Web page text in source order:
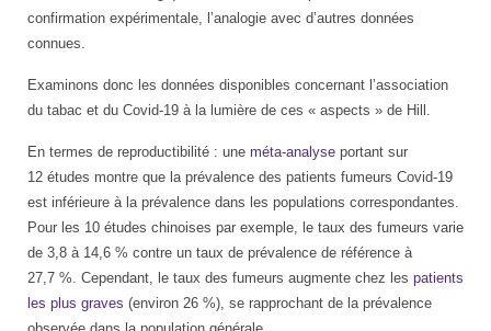
confirmation expérimentale, l’analogie avec d’autres données
connues.
Examinons donc les données disponibles concernant l’association
du tabac et du Covid-19 à la lumière de ces « aspects » de Hill.
En termes de reproductibilité : une méta-analyse portant sur
12 études montre que la prévalence des patients fumeurs Covid-19
est inférieure à la prévalence dans les populations correspondantes.
Pour les 10 études chinoises par exemple, le taux des fumeurs varie
de 3,8 à 14,6 % contre un taux de prévalence de référence à
27,7 %. Cependant, le taux des fumeurs augmente chez les patients
les plus graves (environ 26 %), se rapprochant de la prévalence